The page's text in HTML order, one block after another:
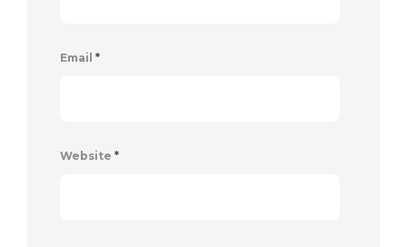
Email *
Website *